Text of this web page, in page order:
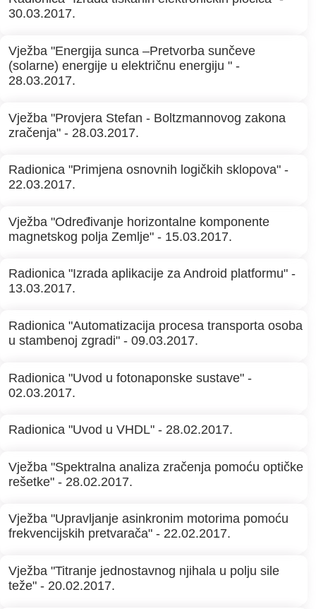
30.03.2017.
Vježba "Energija sunca –Pretvorba sunčeve
(solarne) energije u električnu energiju " -
28.03.2017.
Vježba "Provjera Stefan - Boltzmannovog zakona
zračenja" - 28.03.2017.
Radionica "Primjena osnovnih logičkih sklopova" -
22.03.2017.
Vježba "Određivanje horizontalne komponente
magnetskog polja Zemlje" - 15.03.2017.
Radionica "Izrada aplikacije za Android platformu" -
13.03.2017.
Radionica "Automatizacija procesa transporta osoba
u stambenoj zgradi" - 09.03.2017.
Radionica "Uvod u fotonaponske sustave" -
02.03.2017.
Radionica "Uvod u VHDL" - 28.02.2017.
Vježba "Spektralna analiza zračenja pomoću optičke
rešetke" - 28.02.2017.
Vježba "Upravljanje asinkronim motorima pomoću
frekvencijskih pretvarača" - 22.02.2017.
Vježba "Titranje jednostavnog njihala u polju sile
teže" - 20.02.2017.